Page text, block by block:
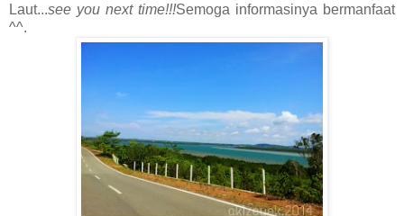
Laut...see you next time!!!Semoga informasinya bermanfaat
^^.